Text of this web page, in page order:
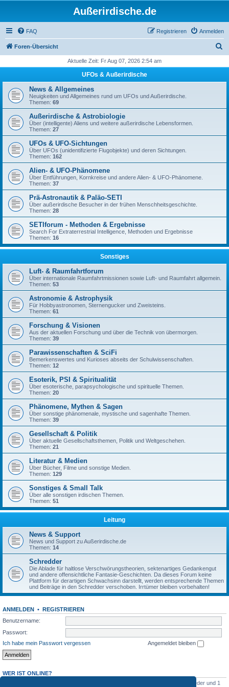
Außerirdische.de
FAQ Anmelden
Registrieren
Foren-Übersicht
h
Aktuelle Zeit: Fr Aug 07, 2026 2:54 am
UFOs & Außerirdische
News & Allgemeines
Neuigkeiten und Allgemeines rund um UFOs und Außerirdische.
Themen: 69
Außerirdische & Astrobiologie
Über (intelligente) Aliens und weitere außerirdische Lebensformen.
Themen: 27
UFOs & UFO-Sichtungen
Über UFOs (unidentifizierte Flugobjekte) und deren Sichtungen.
Themen: 162
Alien- & UFO-Phänomene
Über Entführungen, Kornkreise und andere Alien- & UFO-Phänomene.
Themen: 37
Prä-Astronautik & Paläo-SETI
Über außerirdische Besucher in der frühen Menschheitsgeschichte.
Themen: 28
SETIforum - Methoden & Ergebnisse
Search For Extraterrestrial Intelligence, Methoden und Ergebnisse
Themen: 16
Sonstiges
Luft- & Raumfahrtforum
Über internationale Raumfahrtmissionen sowie Luft- und Raumfahrt allgemein.
Themen: 53
Astronomie & Astrophysik
Für Hobbyastronomen, Sternengucker und Zweisteins.
Themen: 61
Forschung & Visionen
Aus der aktuellen Forschung und über die Technik von übermorgen.
Themen: 39
Parawissenschaften & SciFi
Bemerkenswertes und Kurioses abseits der Schulwissenschaften.
Themen: 12
Esoterik, PSI & Spiritualität
Über esoterische, parapsychologische und spirituelle Themen.
Themen: 20
Phänomene, Mythen & Sagen
Über sonstige phänomenale, mystische und sagenhafte Themen.
Themen: 39
Gesellschaft & Politik
Über aktuelle Gesellschaftsthemen, Politik und Weltgeschehen.
Themen: 21
Literatur & Medien
Über Bücher, Filme und sonstige Medien.
Themen: 129
Sonstiges & Small Talk
Über alle sonstigen irdischen Themen.
Themen: 51
Leitung
News & Support
News und Support zu Außerirdische.de
Themen: 14
Schredder
Die Ablade für haltlose Verschwörungstheorien, sektenartiges Gedankengut
und andere offensichtliche Fantasie-Geschichten. Da dieses Forum keine
Plattform für derartigen Schwachsinn darstellt, werden entsprechende Themen
und Beiträge in den Schredder verschoben. Irrtümer bleiben vorbehalten!
ANMELDEN • REGISTRIEREN
Benutzername:
Passwort:
Ich habe mein Passwort vergessen
Angemeldet bleiben
WER IST ONLINE?
Besucher online :: 1 sichtbares Mitglied, 0 unsichtbare Mitglieder und 1